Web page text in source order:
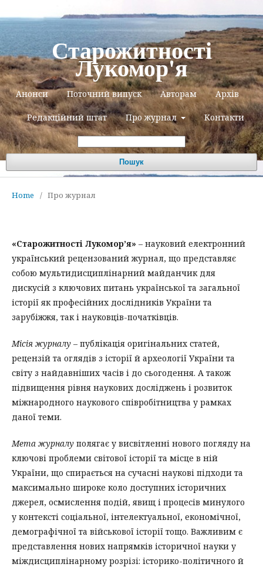
Старожитності
Лукомор'я
Анонси Поточний випуск Авторам Архів
Редакційний штат Про журнал Контакти
Пошук
Home / Про журнал
«Старожитності Лукомор’я» – науковий електронний
український рецензований журнал, що представляє
собою мультидисциплінарний майданчик для
дискусій з ключових питань української та загальної
історії як професійних дослідників України та
зарубіжжя, так і науковців-початківців.
Місія журналу – публікація оригінальних статей,
рецензій та оглядів з історії й археології України та
світу з найдавніших часів і до сьогодення. А також
підвищення рівня наукових досліджень і розвиток
міжнародного наукового співробітництва у рамках
даної теми.
Мета журналу полягає у висвітленні нового погляду на
ключові проблеми світової історії та місце в ній
України, що спирається на сучасні наукові підходи та
максимально широке коло доступних історичних
джерел, осмислення подій, явищ і процесів минулого
у контексті соціальної, інтелектуальної, економічної,
демографічної та військової історії тощо. Важливим є
представлення нових напрямків історичної науки у
міждисциплінарному розрізі: історико-політичного й